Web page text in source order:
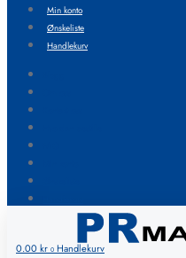
Min konto
Ønskeliste
Handlekurv
0.00kr 0 Handlekurv